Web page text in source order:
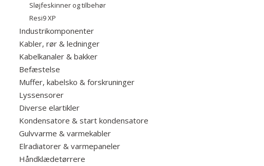
Sløjfeskinner og tilbehør
Resi9 XP
Industrikomponenter
Kabler, rør & ledninger
Kabelkanaler & bakker
Befæstelse
Muffer, kabelsko & forskruninger
Lyssensorer
Diverse elartikler
Kondensatore & start kondensatore
Gulvvarme & varmekabler
Elradiatorer & varmepaneler
Håndklædetørrere